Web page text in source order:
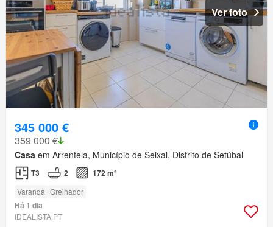
Ver foto
345 000 €
359 000 €
Casa em Arrentela, Município de Seixal, Distrito de Setúbal
T3 2 172 m²
Varanda Grelhador
Há 1 dia
IDEALISTA.PT